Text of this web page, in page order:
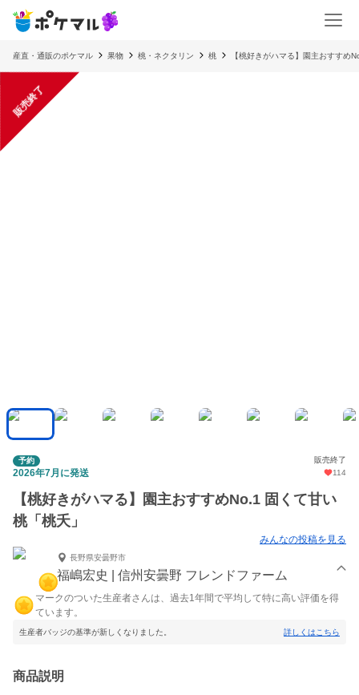
産直・通販のポケマル 果物 桃・ネクタリン 桃 【桃好きがハマる】園主おすすめ
販売終了
予約 販売終了
2026年7月に発送 114
【桃好きがハマる】園主おすすめNo.1 固くて甘い
桃「桃夭」
みんなの投稿を見る
長野県安曇野市
福嶋宏史 | 信州安曇野 フレンドファーム
マークのついた生産者さんは、過去1年間で平均して特に高い評価を得
ています。
生産者バッジの基準が新しくなりました。 詳しくはこちら
商品説明